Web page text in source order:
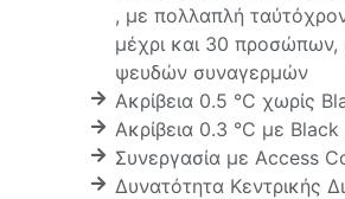
, με πολλαπλή
μέχρι και 30 προσώπων,
ψευδών συναγερμών
Ακρίβεια 0.5 °C χωρίς
Ακρίβεια 0.3 °C με
Συνεργασία με Access
Δυνατότητα Κεντρικής